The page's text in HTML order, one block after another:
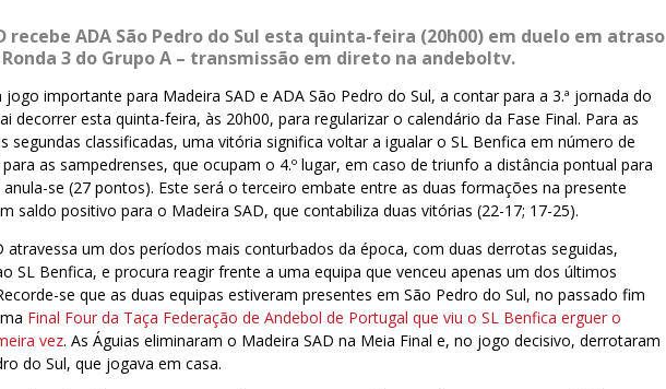
recebe ADA São Pedro do Sul esta quinta-feira (20h00) em duelo em atraso
3 do Grupo A – transmissão em direto na andeboltv.
jogo importante para Madeira SAD e ADA São Pedro do Sul, a contar para a 3.ª jornada do
decorrer esta quinta-feira, às 20h00, para regularizar o calendário da Fase Final. Para as
segundas classificadas, uma vitória significa voltar a igualar o SL Benfica em número de
as sampedrenses, que ocupam o 4.º lugar, em caso de triunfo a distância pontual para
se (27 pontos). Este será o terceiro embate entre as duas formações na presente
saldo positivo para o Madeira SAD, que contabiliza duas vitórias (22-17; 17-25).
atravessa um dos períodos mais conturbados da época, com duas derrotas seguidas,
SL Benfica, e procura reagir frente a uma equipa que venceu apenas um dos últimos
se que as duas equipas estiveram presentes em São Pedro do Sul, no passado fim
Final Four da Taça Federação de Andebol de Portugal que viu o SL Benfica erguer o
vez. As Águias eliminaram o Madeira SAD na Meia Final e, no jogo decisivo, derrotaram
do Sul, que jogava em casa.